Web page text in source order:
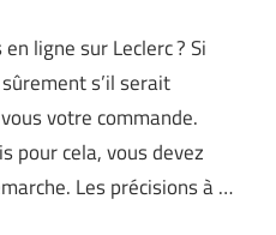
ligne sur Leclerc ? Si
s’il serait
votre commande.
pour cela, vous devez
Les précisions à …